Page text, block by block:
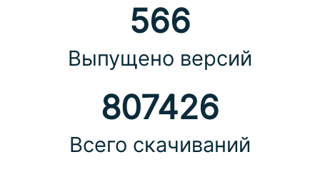
566
Выпущено версий
807426
Всего скачиваний